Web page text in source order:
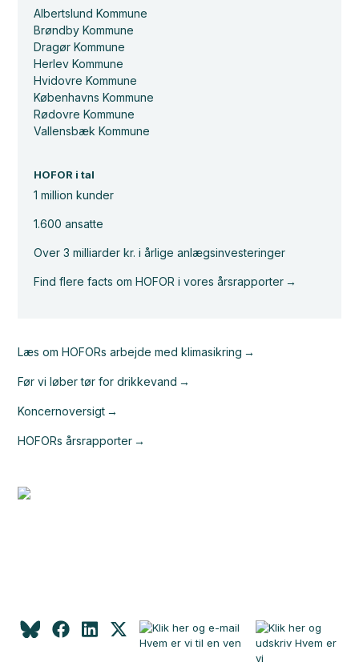
Albertslund Kommune
Brøndby Kommune
Dragør Kommune
Herlev Kommune
Hvidovre Kommune
Københavns Kommune
Rødovre Kommune
Vallensbæk Kommune
HOFOR i tal
1 million kunder
1.600 ansatte
Over 3 milliarder kr. i årlige anlægsinvesteringer
Find flere facts om HOFOR i vores årsrapporter
Læs om HOFORs arbejde med klimasikring
Før vi løber tør for drikkevand
Koncernoversigt
HOFORs årsrapporter